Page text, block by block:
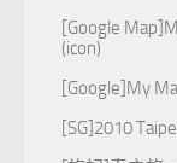
[Google
(icon)
[Google]My
[SG]2010